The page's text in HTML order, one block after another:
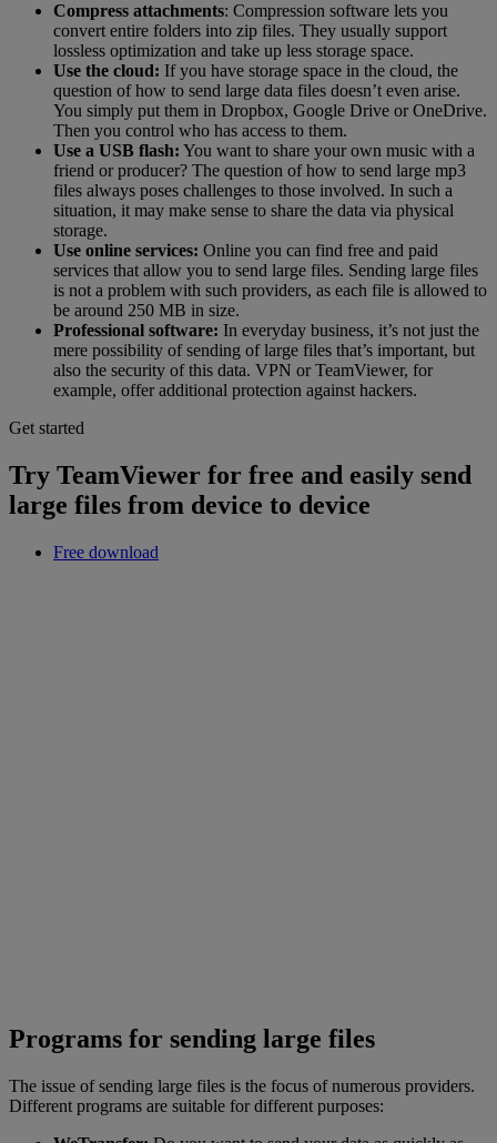
Compress attachments: Compression software lets you
convert entire folders into zip files. They usually support
lossless optimization and take up less storage space.
Use the cloud: If you have storage space in the cloud, the
question of how to send large data files doesn’t even arise.
You simply put them in Dropbox, Google Drive or OneDrive.
Then you control who has access to them.
Use a USB flash: You want to share your own music with a
friend or producer? The question of how to send large mp3
files always poses challenges to those involved. In such a
situation, it may make sense to share the data via physical
storage.
Use online services: Online you can find free and paid
services that allow you to send large files. Sending large files
is not a problem with such providers, as each file is allowed to
be around 250 MB in size.
Professional software: In everyday business, it’s not just the
mere possibility of sending of large files that’s important, but
also the security of this data. VPN or TeamViewer, for
example, offer additional protection against hackers.
Get started
Try TeamViewer for free and easily send
large files from device to device
Free download
Programs for sending large files
The issue of sending large files is the focus of numerous providers.
Different programs are suitable for different purposes: